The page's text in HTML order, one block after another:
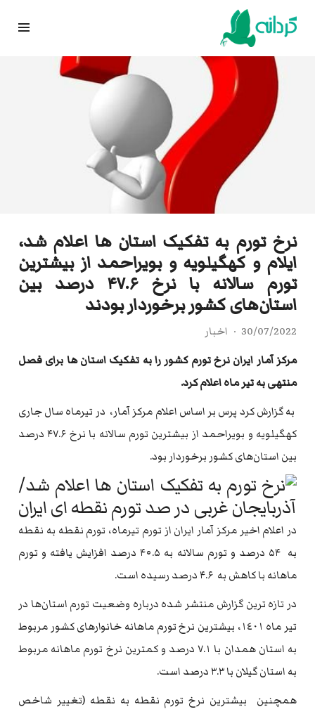
Skip
content
نرخ تورم به تفکیک استان ها اعلام شد،
ایلام و کهگیلویه و بویراحمد از بیشترین
تورم سالانه با نرخ ۴۷.۶ درصد بین
استان‌های کشور برخوردار بودند
30/07/2022
اخبار
مرکز آمار ایران نرخ تورم کشور را به تفکیک استان ها برای فصل
منتهی به تیر ماه اعلام کرد.
به گزارش کرد پرس بر اساس اعلام مرکز آمار، در تیرماه سال جاری
کهگیلویه و بویراحمد از بیشترین تورم سالانه با نرخ ۴۷.۶ درصد
بین استان‌های کشور برخوردار بود.
در اعلام اخیر مرکز آمار ایران از تورم تیرماه، تورم نقطه به نقطه
به ۵۴ درصد و تورم سالانه به ۴۰.۵ درصد افزایش یافته و تورم
ماهانه با کاهش به ۴.۶ درصد رسیده است.
در تازه ترین گزارش منتشر شده درباره وضعیت تورم استان‌ها در
تیر ماه ١٤٠١، بیشترین نرخ تورم ماهانه خانوارهای کشور مربوط
به استان‌­ همدان با ۷.۱ درصد و کمترین نرخ تورم ماهانه مربوط
به استان‌­­­ گیلان با ۳.۳ درصد است.
همچنین بیشترین نرخ تورم نقطه به نقطه (تغییر شاخص